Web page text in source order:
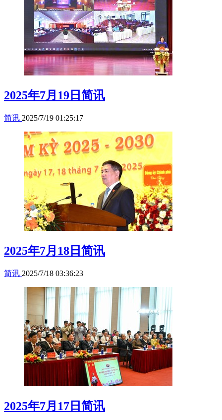
2025年7月19日简讯
简讯 2025/7/19 01:25:17
2025年7月18日简讯
简讯 2025/7/18 03:36:23
2025年7月17日简讯